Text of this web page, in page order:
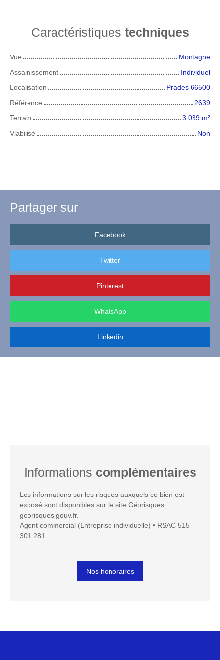
Caractéristiques techniques
Vue
Montagne
Assainissement
Individuel
Localisation
Prades 66500
Référence
2639
Terrain
3 039 m²
Viabilisé
Non
Partager sur
Facebook
Twitter
Pinterest
WhatsApp
Linkedin
Informations complémentaires
Les informations sur les risques auxquels ce bien est
exposé sont disponibles sur le site Géorisques :
georisques.gouv.fr.
Agent commercial (Entreprise individuelle) • RSAC 515
301 281
Nos honoraires